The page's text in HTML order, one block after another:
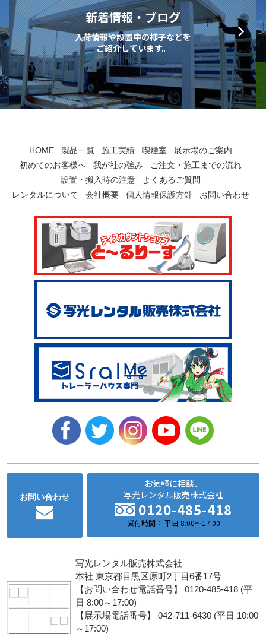
新着情報・ブログ
入荷情報や設置中の様子などを
ご紹介しています。
HOME 製品一覧 施工実績 喫煙室
展示場のご案内
初めてのお客様へ
我が社の強み
ご注文・施工までの流れ
設置・搬入時の注意
よくあるご質問
レンタルについて
会社概要 個人情報保護方針 お問い合わせ
お問い合わせ
お気軽に相談、
写光レンタル販売株式会社
0120-485-418
受付時間： 平日 8:00～17:00
写光レンタル販売株式会社
本社 東京都目黒区原町2丁目6番17号
【お問い合わせ電話番号】 0120-485-418 (平
日 8:00～17:00)
【展示場電話番号】 042-711-6430 (平日 10:00
～17:00)